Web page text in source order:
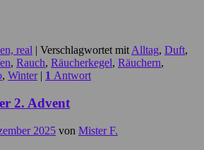
real Verschlagwortet mitAlltag, Duft,
, Rauch, Räucherkegel, Räuchern,
, Winter 1 Antwort
2. Advent
2025 von Mister F.